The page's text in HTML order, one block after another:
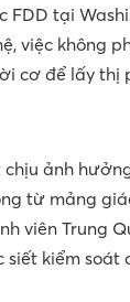
FDD tại
việc không
cơ để lấy thị
ảnh
từ mảng
viên Trung
kiểm soát